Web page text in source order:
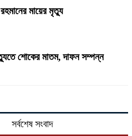
মায়ের মৃত্যু
শোকের মাতম, দাফন সম্পন্ন
সর্বশেষ সংবাদ